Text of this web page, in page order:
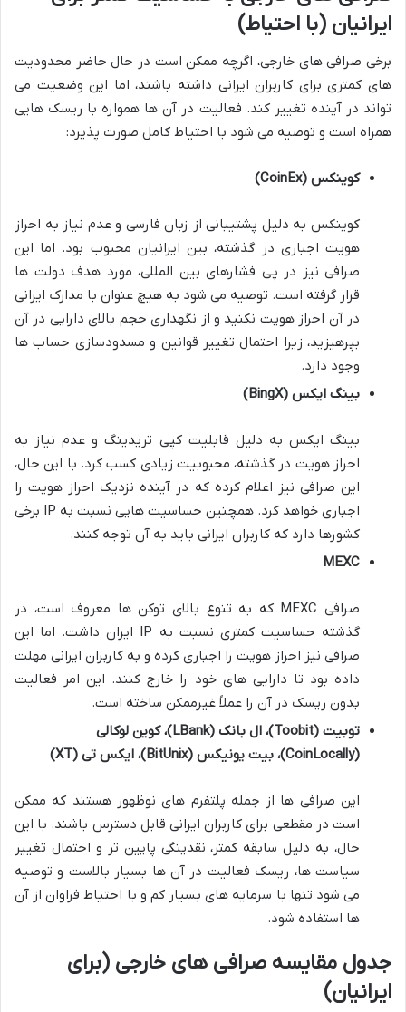
ایرانیان (با احتیاط)
برخی صرافی های خارجی، اگرچه ممکن است در حال حاضر محدودیت
های کمتری برای کاربران ایرانی داشته باشند، اما این وضعیت می
تواند در آینده تغییر کند. فعالیت در آن ها همواره با ریسک هایی
همراه است و توصیه می شود با احتیاط کامل صورت پذیرد:
کوینکس (CoinEx)
کوینکس به دلیل پشتیبانی از زبان فارسی و عدم نیاز به احراز
هویت اجباری در گذشته، بین ایرانیان محبوب بود. اما این
صرافی نیز در پی فشارهای بین المللی، مورد هدف دولت ها
قرار گرفته است. توصیه می شود به هیچ عنوان با مدارک ایرانی
در آن احراز هویت نکنید و از نگهداری حجم بالای دارایی در آن
بپرهیزید، زیرا احتمال تغییر قوانین و مسدودسازی حساب ها
وجود دارد.
بینگ ایکس (BingX)
بینگ ایکس به دلیل قابلیت کپی تریدینگ و عدم نیاز به
احراز هویت در گذشته، محبوبیت زیادی کسب کرد. با این حال،
این صرافی نیز اعلام کرده که در آینده نزدیک احراز هویت را
اجباری خواهد کرد. همچنین حساسیت هایی نسبت به IP برخی
کشورها دارد که کاربران ایرانی باید به آن توجه کنند.
MEXC
صرافی MEXC که به تنوع بالای توکن ها معروف است، در
گذشته حساسیت کمتری نسبت به IP ایران داشت. اما این
صرافی نیز احراز هویت را اجباری کرده و به کاربران ایرانی مهلت
داده بود تا دارایی های خود را خارج کنند. این امر فعالیت
بدون ریسک در آن را عملاً غیرممکن ساخته است.
توبیت (Toobit)، ال بانک (LBank)، کوین لوکالی
(CoinLocally)، بیت یونیکس (BitUnix)، ایکس تی (XT)
این صرافی ها از جمله پلتفرم های نوظهور هستند که ممکن
است در مقطعی برای کاربران ایرانی قابل دسترس باشند. با این
حال، به دلیل سابقه کمتر، نقدینگی پایین تر و احتمال تغییر
سیاست ها، ریسک فعالیت در آن ها بسیار بالاست و توصیه
می شود تنها با سرمایه های بسیار کم و با احتیاط فراوان از آن
ها استفاده شود.
جدول مقایسه صرافی های خارجی (برای
ایرانیان)